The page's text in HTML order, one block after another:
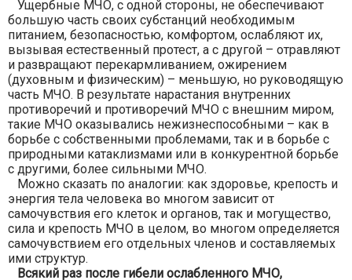
Ущербные МЧО, с одной стороны, не обеспечивают
большую часть своих субстанций необходимым
питанием, безопасностью, комфортом, ослабляют их,
вызывая естественный протест, а с другой – отравляют
и развращают перекармливанием, ожирением
(духовным и физическим) – меньшую, но руководящую
часть МЧО. В результате нарастания внутренних
противоречий и противоречий МЧО с внешним миром,
такие МЧО оказывались нежизнеспособными – как в
борьбе с собственными проблемами, так и в борьбе с
природными катаклизмами или в конкурентной борьбе
с другими, более сильными МЧО.
Можно сказать по аналогии: как здоровье, крепость и
энергия тела человека во многом зависит от
самочувствия его клеток и органов, так и могущество,
сила и крепость МЧО в целом, во многом определяется
самочувствием его отдельных членов и составляемых
ими структур.
Всякий раз после гибели ослабленного МЧО,